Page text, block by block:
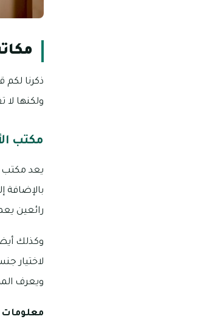
ذكرنا
ولكنها لا
مكتب
يعد مكتب
بالإضافة
رائعين
وكذلك
لاختيار
ويعرف
معلومات